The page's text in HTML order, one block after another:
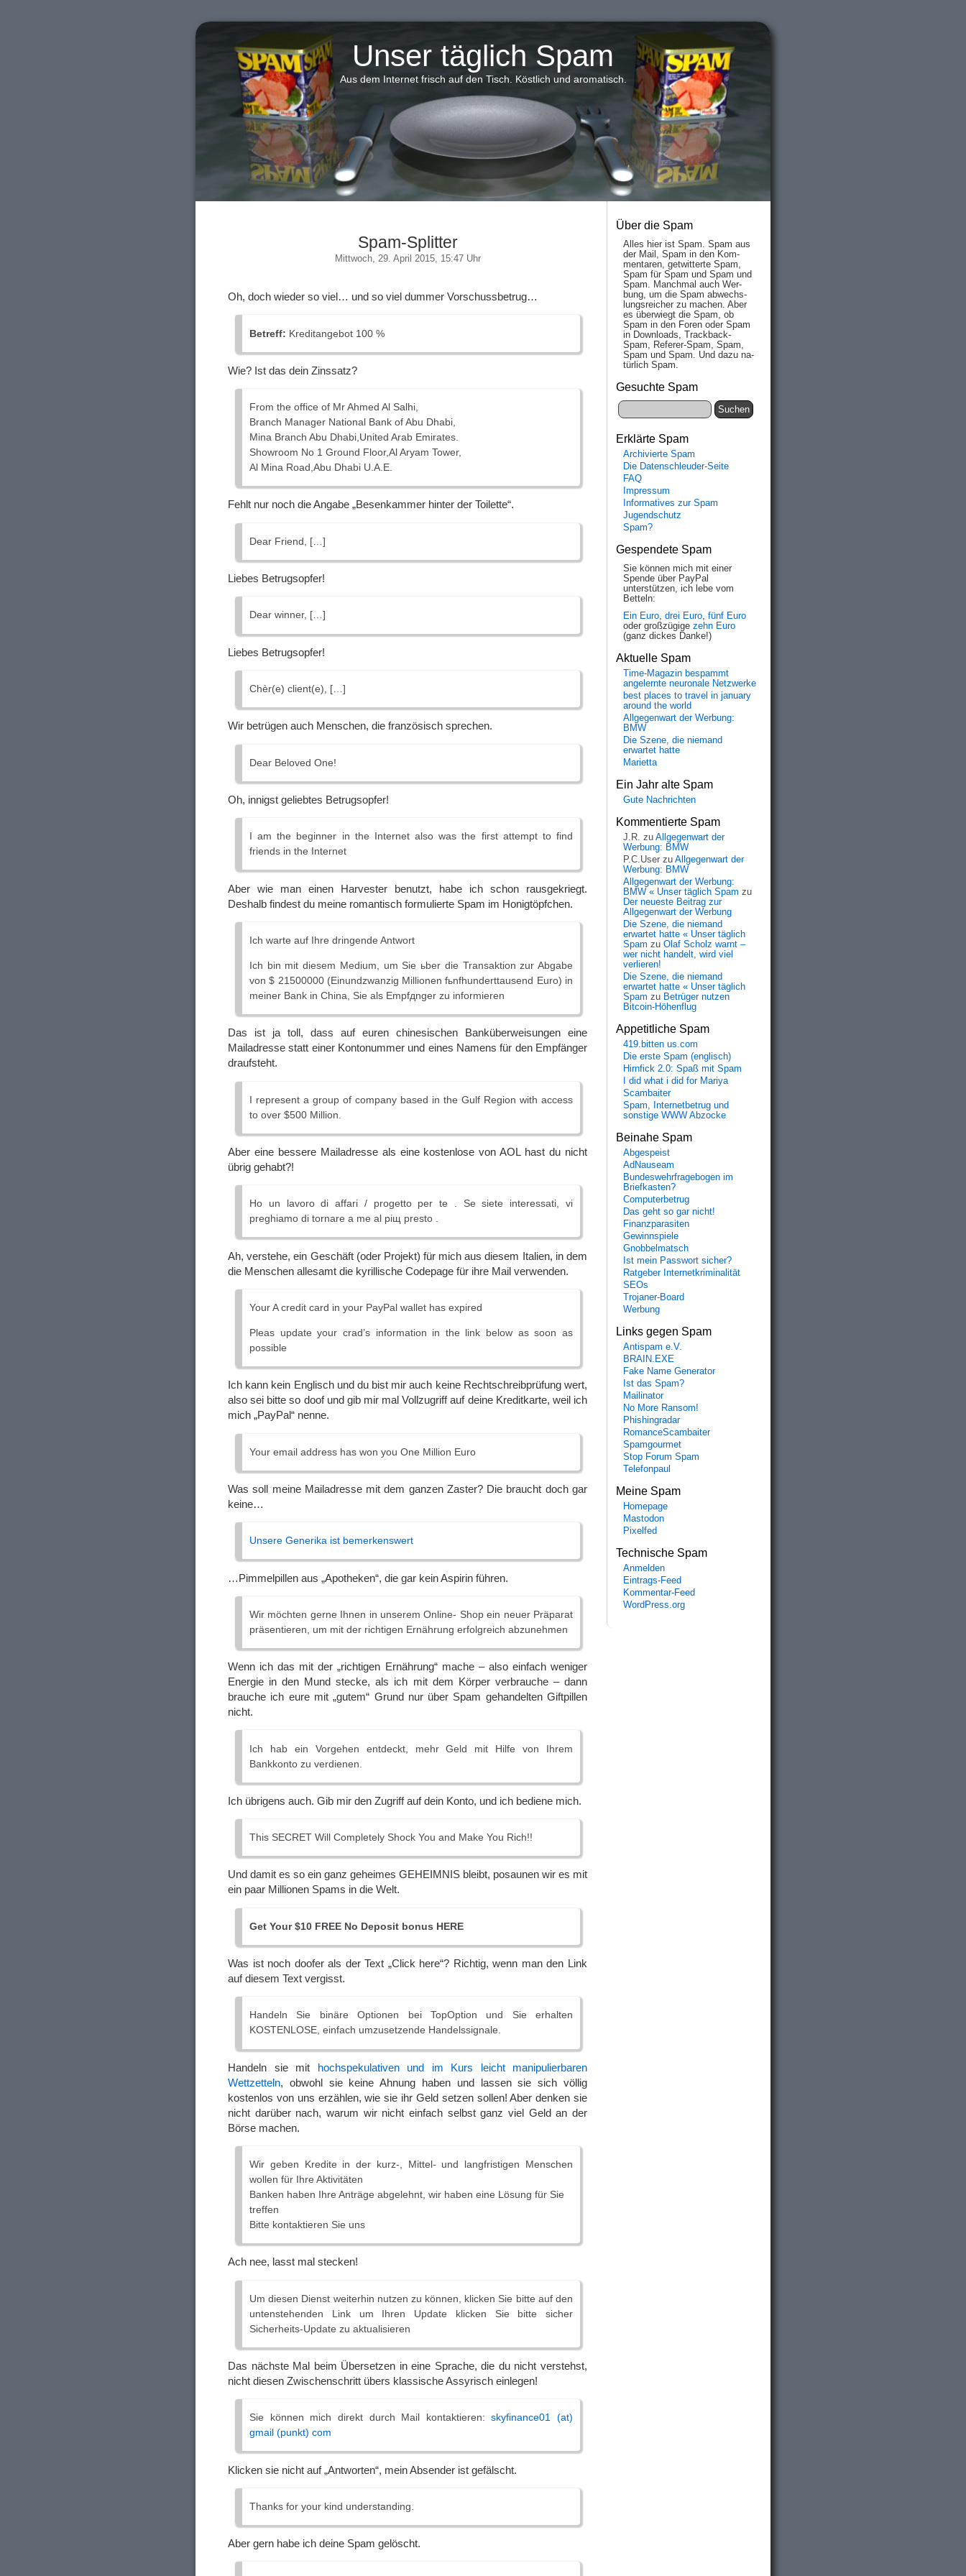
Unser täglich Spam
Aus dem Internet frisch auf den Tisch. Köstlich und aromatisch.
Spam-Splitter
Mittwoch, 29. April 2015, 15:47 Uhr
Oh, doch wieder so viel… und so viel dummer Vorschussbetrug…
Betreff: Kreditangebot 100 %
Wie? Ist das dein Zinssatz?
From the office of Mr Ahmed Al Salhi,
Branch Manager National Bank of Abu Dhabi,
Mina Branch Abu Dhabi,United Arab Emirates.
Showroom No 1 Ground Floor,Al Aryam Tower,
Al Mina Road,Abu Dhabi U.A.E.
Fehlt nur noch die Angabe „Besenkammer hinter der Toilette“.
Dear Friend, […]
Liebes Betrugsopfer!
Dear winner, […]
Liebes Betrugsopfer!
Chèr(e) client(e), […]
Wir betrügen auch Menschen, die französisch sprechen.
Dear Beloved One!
Oh, innigst geliebtes Betrugsopfer!
I am the beginner in the Internet also was the first attempt to find
friends in the Internet
Aber wie man einen Harvester benutzt, habe ich schon rausgekriegt.
Deshalb findest du meine romantisch formulierte Spam im Honigtöpfchen.
Ich warte auf Ihre dringende Antwort
Ich bin mit diesem Medium, um Sie ьber die Transaktion zur Abgabe
von $ 21500000 (Einundzwanzig Millionen fьnfhunderttausend Euro) in
meiner Bank in China, Sie als Empfдnger zu informieren
Das ist ja toll, dass auf euren chinesischen Banküberweisungen eine
Mailadresse statt einer Kontonummer und eines Namens für den Empfänger
draufsteht.
I represent a group of company based in the Gulf Region with access
to over $500 Million.
Aber eine bessere Mailadresse als eine kostenlose von AOL hast du nicht
übrig gehabt?!
Ho un lavoro di affari / progetto per te . Se siete interessati, vi
preghiamo di tornare a me al piщ presto .
Ah, verstehe, ein Geschäft (oder Projekt) für mich aus diesem Italien, in dem
die Menschen allesamt die kyrillische Codepage für ihre Mail verwenden.
Your A credit card in your PayPal wallet has expired
Pleas update your crad’s information in the link below as soon as
possible
Ich kann kein Englisch und du bist mir auch keine Rechtschreibprüfung wert,
also sei bitte so doof und gib mir mal Vollzugriff auf deine Kreditkarte, weil ich
mich „PayPal“ nenne.
Your email address has won you One Million Euro
Was soll meine Mailadresse mit dem ganzen Zaster? Die braucht doch gar
keine…
Unsere Generika ist bemerkenswert
…Pimmelpillen aus „Apotheken“, die gar kein Aspirin führen.
Wir möchten gerne Ihnen in unserem Online- Shop ein neuer Präparat
präsentieren, um mit der richtigen Ernährung erfolgreich abzunehmen
Wenn ich das mit der „richtigen Ernährung“ mache – also einfach weniger
Energie in den Mund stecke, als ich mit dem Körper verbrauche – dann
brauche ich eure mit „gutem“ Grund nur über Spam gehandelten Giftpillen
nicht.
Ich hab ein Vorgehen entdeckt, mehr Geld mit Hilfe von Ihrem
Bankkonto zu verdienen.
Ich übrigens auch. Gib mir den Zugriff auf dein Konto, und ich bediene mich.
This SECRET Will Completely Shock You and Make You Rich!!
Und damit es so ein ganz geheimes GEHEIMNIS bleibt, posaunen wir es mit
ein paar Millionen Spams in die Welt.
Get Your $10 FREE No Deposit bonus HERE
Was ist noch doofer als der Text „Click here“? Richtig, wenn man den Link
auf diesem Text vergisst.
Handeln Sie binäre Optionen bei TopOption und Sie erhalten
KOSTENLOSE, einfach umzusetzende Handelssignale.
Handeln sie mit hochspekulativen und im Kurs leicht manipulierbaren
Wettzetteln, obwohl sie keine Ahnung haben und lassen sie sich völlig
kostenlos von uns erzählen, wie sie ihr Geld setzen sollen! Aber denken sie
nicht darüber nach, warum wir nicht einfach selbst ganz viel Geld an der
Börse machen.
Wir geben Kredite in der kurz-, Mittel- und langfristigen Menschen
wollen für Ihre Aktivitäten
Banken haben Ihre Anträge abgelehnt, wir haben eine Lösung für Sie
treffen
Bitte kontaktieren Sie uns
Ach nee, lasst mal stecken!
Um diesen Dienst weiterhin nutzen zu können, klicken Sie bitte auf den
untenstehenden Link um Ihren Update klicken Sie bitte sicher
Sicherheits-Update zu aktualisieren
Das nächste Mal beim Übersetzen in eine Sprache, die du nicht verstehst,
nicht diesen Zwischenschritt übers klassische Assyrisch einlegen!
Sie können mich direkt durch Mail kontaktieren:skyfinance01 (at)
gmail (punkt) com
Klicken sie nicht auf „Antworten“, mein Absender ist gefälscht.
Thanks for your kind understanding.
Aber gern habe ich deine Spam gelöscht.
Über die Spam
Alles hier ist Spam. Spam aus
der Mail, Spam in den Kom­
men­taren, ge­twit­ter­te Spam,
Spam für Spam und Spam und
Spam. Manch­mal auch Wer­
bung, um die Spam ab­wechs­
lungs­reich­er zu mach­en. Aber
es über­wiegt die Spam, ob
Spam in den Fo­ren oder Spam
in Down­loads, Track­back-
Spam, Re­fe­rer-Spam, Spam,
Spam und Spam. Und da­zu na­
tür­lich Spam.
Gesuchte Spam
Erklärte Spam
Archivierte Spam
Die Datenschleuder-Seite
FAQ
Impressum
Informatives zur Spam
Jugendschutz
Spam?
Gespendete Spam
Sie können mich mit einer
Spende über PayPal
unterstützen, ich lebe vom
Betteln:
Ein Euro, drei Euro, fünf Euro
oder großzügige zehn Euro
(ganz dickes Danke!)
Aktuelle Spam
Time-Magazin bespammt
angelernte neuronale Netzwerke
best places to travel in january
around the world
Allgegenwart der Werbung:
BMW
Die Szene, die niemand
erwartet hatte
Marietta
Ein Jahr alte Spam
Gute Nachrichten
Kommentierte Spam
J.R. zu Allgegenwart der
Werbung: BMW
P.C.User zu Allgegenwart der
Werbung: BMW
Allgegenwart der Werbung:
BMW « Unser täglich Spam zu
Der neueste Beitrag zur
Allgegenwart der Werbung
Die Szene, die niemand
erwartet hatte « Unser täglich
Spam zu Olaf Scholz warnt –
wer nicht handelt, wird viel
verlieren!
Die Szene, die niemand
erwartet hatte « Unser täglich
Spam zu Betrüger nutzen
Bitcoin-Höhenflug
Appetitliche Spam
419.bitten us.com
Die erste Spam (englisch)
Hirnfick 2.0: Spaß mit Spam
I did what i did for Mariya
Scambaiter
Spam, Internetbetrug und
sonstige WWW Abzocke
Beinahe Spam
Abgespeist
AdNauseam
Bundeswehrfragebogen im
Briefkasten?
Computerbetrug
Das geht so gar nicht!
Finanzparasiten
Gewinnspiele
Gnobbelmatsch
Ist mein Passwort sicher?
Ratgeber Internetkriminalität
SEOs
Trojaner-Board
Werbung
Links gegen Spam
Antispam e.V.
BRAIN.EXE
Fake Name Generator
Ist das Spam?
Mailinator
No More Ransom!
Phishingradar
RomanceScambaiter
Spamgourmet
Stop Forum Spam
Telefonpaul
Meine Spam
Homepage
Mastodon
Pixelfed
Technische Spam
Anmelden
Eintrags-Feed
Kommentar-Feed
WordPress.org